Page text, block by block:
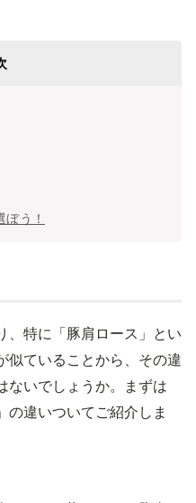
う！
、特に「豚肩ロース」とい
似ていることから、その違
ないでしょうか。まずは
の違いついてご紹介しま